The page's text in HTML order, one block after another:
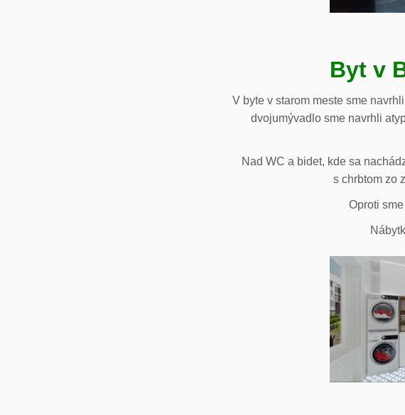
Byt v
V byte v starom meste sme
dvojumývadlo sme navrhli
Nad WC a bidet, kde sa
s chrbtom zo
Oproti